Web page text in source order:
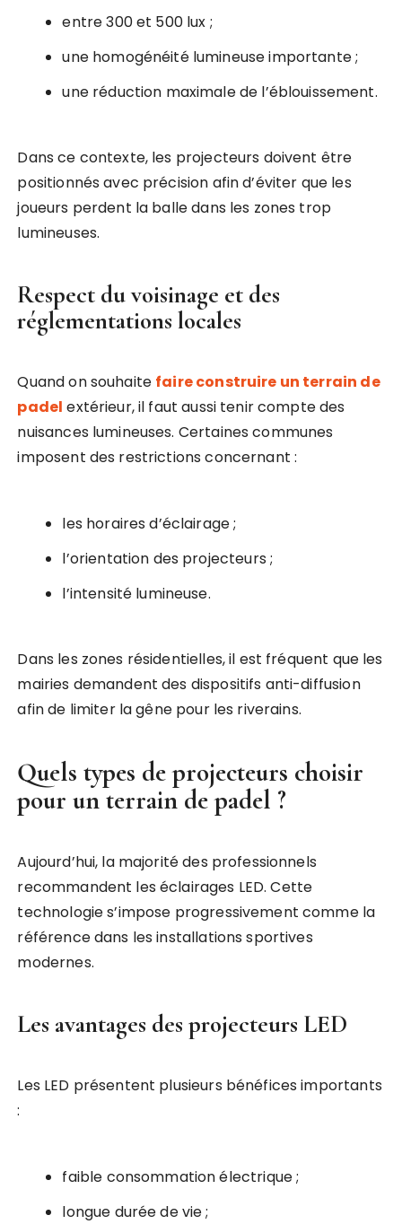
entre 300 et 500 lux ;
une homogénéité lumineuse importante ;
une réduction maximale de l’éblouissement.
Dans ce contexte, les projecteurs doivent être
positionnés avec précision afin d’éviter que les
joueurs perdent la balle dans les zones trop
lumineuses.
Respect du voisinage et des
réglementations locales
Quand on souhaite faire construire un terrain de
padel extérieur, il faut aussi tenir compte des
nuisances lumineuses. Certaines communes
imposent des restrictions concernant :
les horaires d’éclairage ;
l’orientation des projecteurs ;
l’intensité lumineuse.
Dans les zones résidentielles, il est fréquent que les
mairies demandent des dispositifs anti-diffusion
afin de limiter la gêne pour les riverains.
Quels types de projecteurs choisir
pour un terrain de padel ?
Aujourd’hui, la majorité des professionnels
recommandent les éclairages LED. Cette
technologie s’impose progressivement comme la
référence dans les installations sportives
modernes.
Les avantages des projecteurs LED
Les LED présentent plusieurs bénéfices importants
:
faible consommation électrique ;
longue durée de vie ;